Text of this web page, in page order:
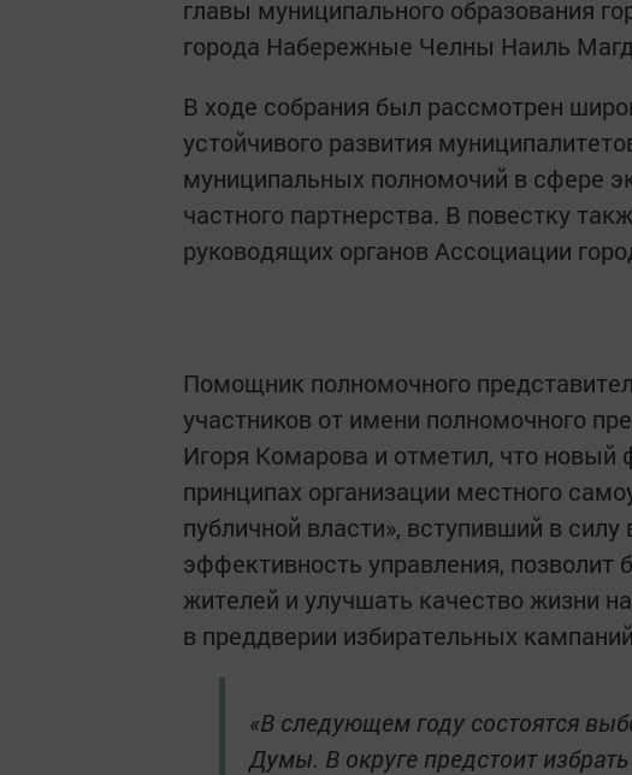
главы муниципального образования
города Набережные Челны Наиль
В ходе собрания был рассмотрен
устойчивого развития
муниципальных полномочий в сфере
частного партнерства. В повестку
руководящих органов Ассоциации
Помощник полномочного
участников от имени полномочного
Игоря Комарова и отметил, что
принципах организации местного
публичной власти», вступивший в
эффективность управления, позволит
жителей и улучшать качество жизни
в преддверии избирательных
«В следующем году состоятся
Думы. В округе предстоит